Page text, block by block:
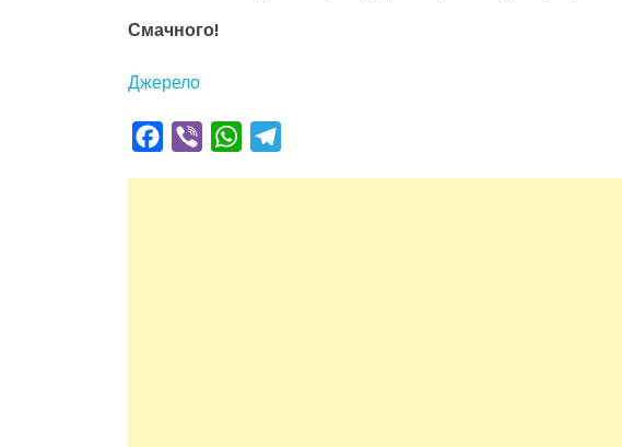
Смачного!
Джерело
Facebook
Viber WhatsApp